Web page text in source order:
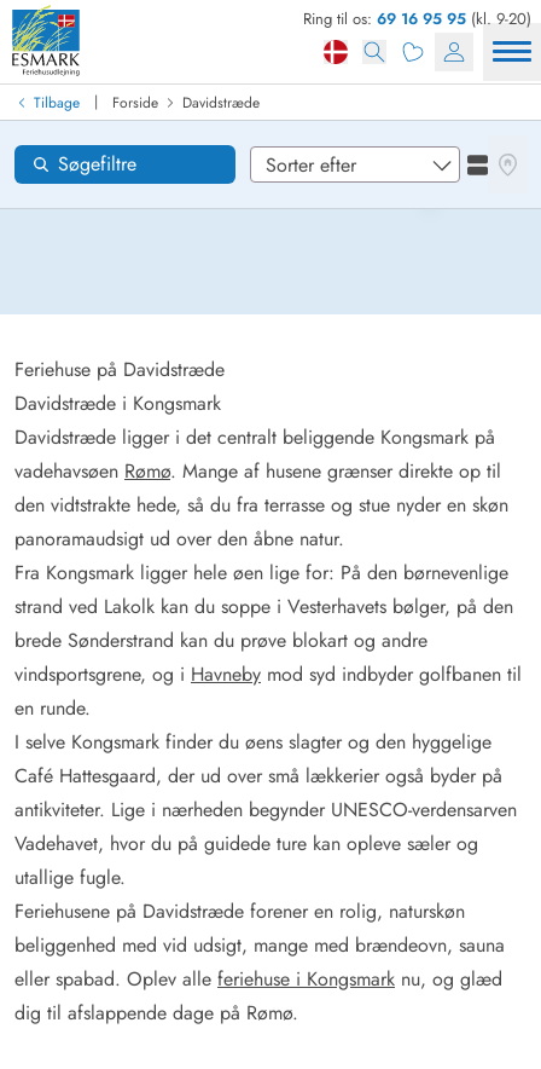
Ring til os: 69 16 95 95 (kl. 9-20)
Tilbage | Forside Davidstræde
Davidstræde
Feriehuse på Davidstræde
Davidstræde i Kongsmark
Davidstræde ligger i det centralt beliggende Kongsmark på
vadehavsøen Rømø. Mange af husene grænser direkte op til
den vidtstrakte hede, så du fra terrasse og stue nyder en skøn
panoramaudsigt ud over den åbne natur.
Fra Kongsmark ligger hele øen lige for: På den børnevenlige
strand ved Lakolk kan du soppe i Vesterhavets bølger, på den
brede Sønderstrand kan du prøve blokart og andre
vindsportsgrene, og i Havneby mod syd indbyder golfbanen til
en runde.
I selve Kongsmark finder du øens slagter og den hyggelige
Café Hattesgaard, der ud over små lækkerier også byder på
antikviteter. Lige i nærheden begynder UNESCO-verdensarven
Vadehavet, hvor du på guidede ture kan opleve sæler og
utallige fugle.
Feriehusene på Davidstræde forener en rolig, naturskøn
beliggenhed med vid udsigt, mange med brændeovn, sauna
eller spabad. Oplev alle feriehuse i Kongsmark nu, og glæd
dig til afslappende dage på Rømø.
Søgefiltre
Se
Find sommerhus
Ankomst
Områder